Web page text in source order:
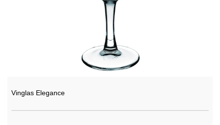
Vinglas Elegance